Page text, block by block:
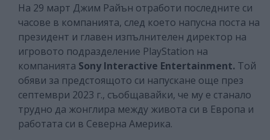
На 29 март Джим Райън отработи последните си
часове в компанията, след което напусна поста на
президент и главен изпълнителен директор на
игровото подразделение PlayStation на
компанията Sony Interactive Entertainment. Той
обяви за предстоящото си напускане още през
септември 2023 г., съобщавайки, че му е станало
трудно да жонглира между живота си в Европа и
работата си в Северна Америка.